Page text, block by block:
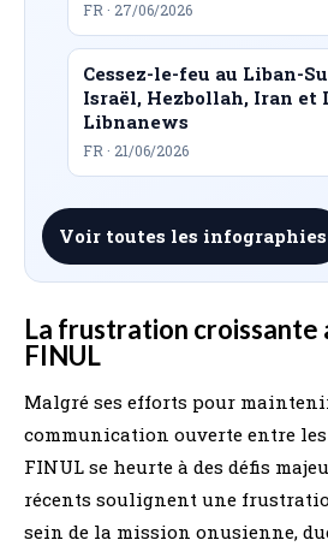
FR · 27/06/2026
Cessez-le-feu au Liban-
Israël, Hezbollah, Iran et
Libnanews
FR · 21/06/2026
Voir toutes les infographies
La frustration croissante
FINUL
Malgré ses efforts pour
communication ouverte entre les
FINUL se heurte à des défis
récents soulignent une
sein de la mission onusienne,